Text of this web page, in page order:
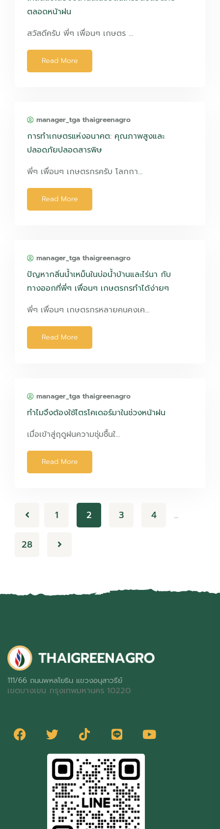
ตลอดหน้าฝน
สวัสดีครับ พี่ๆ เพื่อนๆ เกษตร …
Read More
manager_tga thaigreenagro
การทำเกษตรแห่งอนาคต: คุณภาพสูงและ
ปลอดภัยปลอดสารพิษ
พี่ๆ เพื่อนๆ เกษตรกรครับ โลกกา…
Read More
manager_tga thaigreenagro
ปัญหากลิ่นน้ำเหม็นในบ่อน้ำบ้านและไร่นา กับ
ทางออกที่พี่ๆ เพื่อนๆ เกษตรกรทำได้ง่ายๆ
พี่ๆ เพื่อนๆ เกษตรกรหลายคนคงเค…
Read More
manager_tga thaigreenagro
ทำไมจึงต้องใช้ไตรโคเดอร์มาในช่วงหน้าฝน
เมื่อเข้าสู่ฤดูฝนความชุ่มชื้นใ…
Read More
1 2 3 4 …
28
111/66 ถนนพหลโยธิน แขวงอนุสาวรีย์
เขตบางเขน กรุงเทพมหานคร 10220